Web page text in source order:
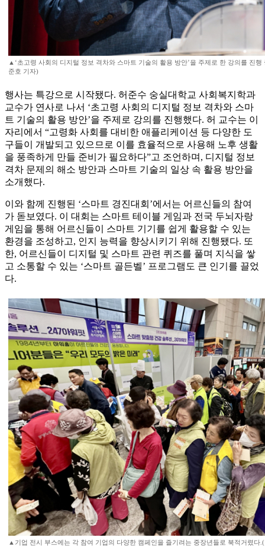
▲‘초고령 사회의 디지털 정보 격차와 스마트 기술의 활용 방안’을 주제로 한 강의를 진
준호 기자)
행사는 특강으로 시작됐다. 허준수 숭실대학교 사회복지학과
교수가 연사로 나서 ‘초고령 사회의 디지털 정보 격차와 스마
트 기술의 활용 방안’을 주제로 강의를 진행했다. 허 교수는 이
자리에서 “고령화 사회를 대비한 애플리케이션 등 다양한 도
구들이 개발되고 있으므로 이를 효율적으로 사용해 노후 생활
을 풍족하게 만들 준비가 필요하다”고 조언하며, 디지털 정보
격차 문제의 해소 방안과 스마트 기술의 일상 속 활용 방안을
소개했다.
이와 함께 진행된 ‘스마트 경진대회’에서는 어르신들의 참여
가 돋보였다. 이 대회는 스마트 테이블 게임과 전국 두뇌자랑
게임을 통해 어르신들이 스마트 기기를 쉽게 활용할 수 있는
환경을 조성하고, 인지 능력을 향상시키기 위해 진행됐다. 또
한, 어르신들이 디지털 및 스마트 관련 퀴즈를 풀며 지식을 쌓
고 소통할 수 있는 ‘스마트 골든벨’ 프로그램도 큰 인기를 끌었
다.
▲기업 전시 부스에는 각 참여 기업의 다양한 캠페인을 즐기려는 중장년들로 북적거렸다